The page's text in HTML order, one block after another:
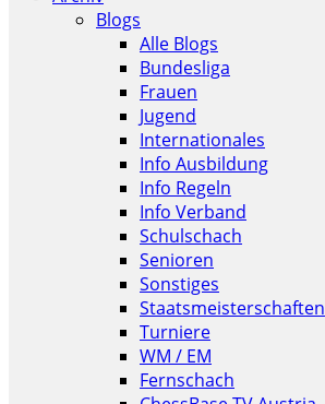
Blogs
Alle Blogs
Bundesliga
Frauen
Jugend
Internationales
Info Ausbildung
Info Regeln
Info Verband
Schulschach
Senioren
Sonstiges
Staatsmeisterschaften
Turniere
WM / EM
Fernschach